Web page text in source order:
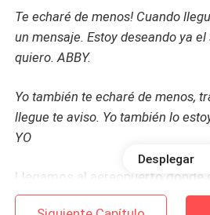
Te echaré de menos! Cuando
un mensaje. Estoy deseando ya
quiero. ABBY.
Yo también te echaré de menos,
llegue te aviso. Yo también lo
YO
Llegamos al aereopuerto donde
maletas y mi madre le da las
Desplegar